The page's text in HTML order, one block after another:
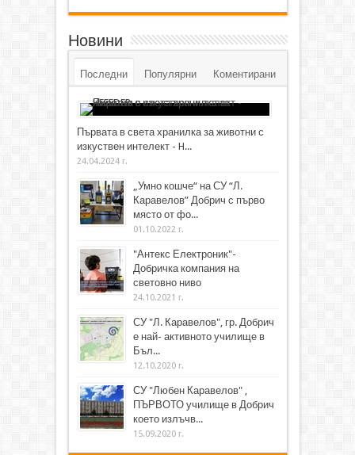
Новини
Последни Популярни Коментирани
Първата в света хранилка за животни с
изкуствен интелект - H...
24.04.2024 г.
„Умно кошче“ на СУ “Л.
Каравелов” Добрич с първо
място от фо...
01.10.2022 г.
"Антекс Електроник"-
Добричка компания на
световно ниво
24.10.2021 г.
СУ "Л. Каравелов", гр. Добрич
е най- активното училище в
Бъл...
12.10.2020 г.
СУ "Любен Каравелов" ,
ПЪРВОТО училище в Добрич
което излъчв...
15.09.2020 г.